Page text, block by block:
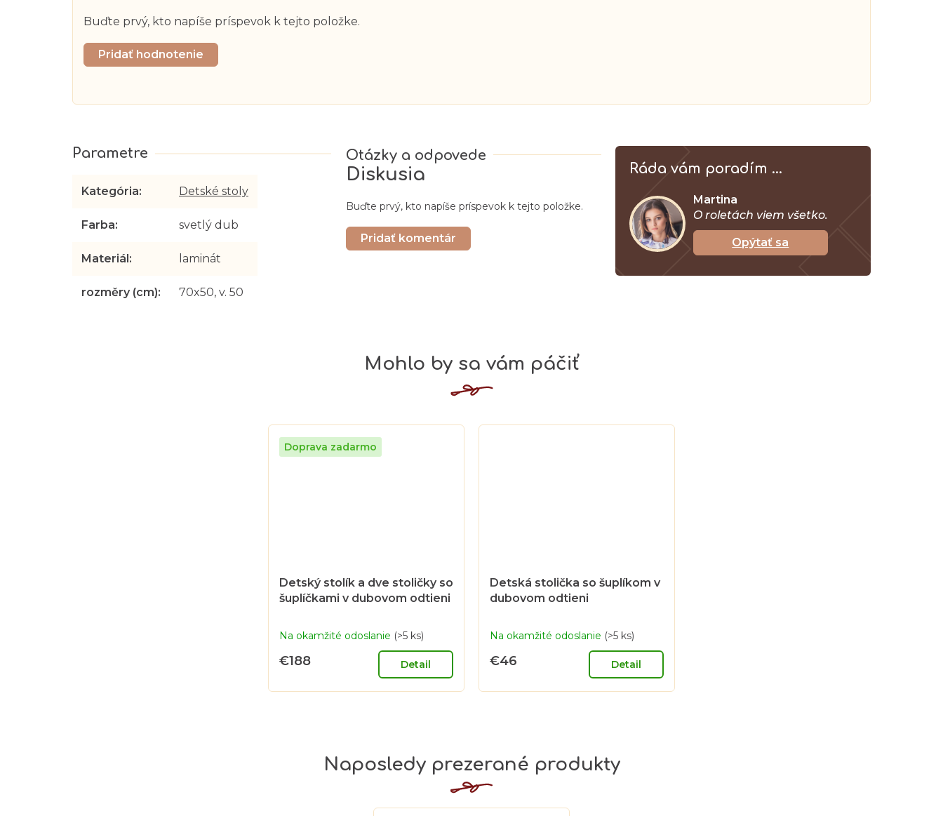
Detský stolík a dve stoličky so
šuplíčkami v dubovom odtieni
Na okamžité odoslanie (>5 ks)
€188 Detail
Detská stolička so šuplíkom v
dubovom odtieni
Na okamžité odoslanie (>5 ks)
€46 Detail
Buďte prvý, kto napíše príspevok k tejto položke.
Pridať hodnotenie
Diskusia
Buďte prvý, kto napíše príspevok k tejto položke.
Pridať komentár
Kategória: Detské stoly
Farba: svetlý dub
Materiál : laminát
rozměry (cm): 70x50, v. 50
Ráda vám poradím ...
Martina
O roletách viem všetko.
Opýtať sa
Naposledy prezerané produkty